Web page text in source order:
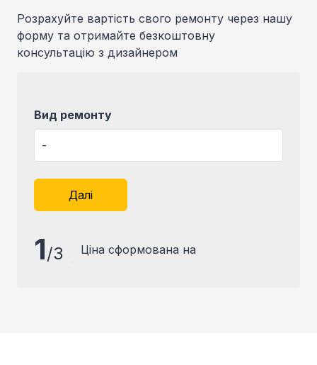
Розрахуйте вартість свого ремонту через нашу
форму та отримайте безкоштовну
консультацію з дизайнером
Вид ремонту
Далі
1/3 Ціна сформована на